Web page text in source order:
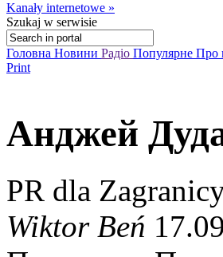
Kanały internetowe »
Szukaj w serwisie
Головна Новини Радіо Популярне Про
Print
Анджей
PR dla
Wiktor Beń